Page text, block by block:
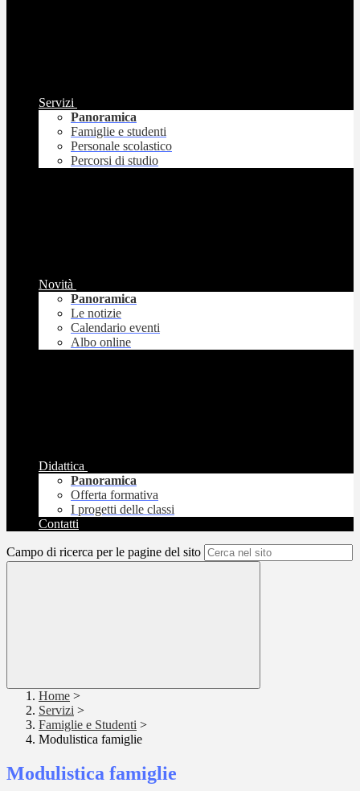
Servizi
Panoramica
Famiglie e studenti
Personale scolastico
Percorsi di studio
Novità
Panoramica
Le notizie
Calendario eventi
Albo online
Didattica
Panoramica
Offerta formativa
I progetti delle classi
Contatti
Campo di ricerca per le pagine del sito
Home >
Servizi >
Famiglie e Studenti >
Modulistica famiglie
Modulistica famiglie